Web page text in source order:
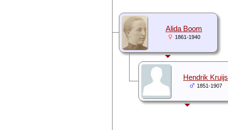
Alida Boom
1861-1940
Hendrik Kruijs
1851-1907